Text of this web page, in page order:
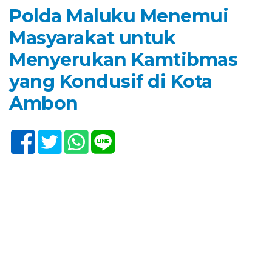
Polda Maluku Menemui
Masyarakat untuk
Menyerukan Kamtibmas
yang Kondusif di Kota
Ambon